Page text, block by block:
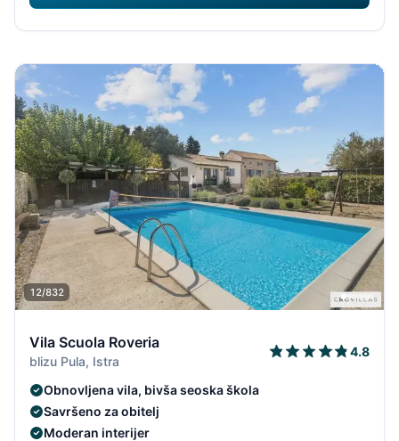
12/832
Vila Scuola Roveria
blizu Pula, Istra
4.8
Obnovljena vila, bivša seoska škola
Savršeno za obitelj
Moderan interijer